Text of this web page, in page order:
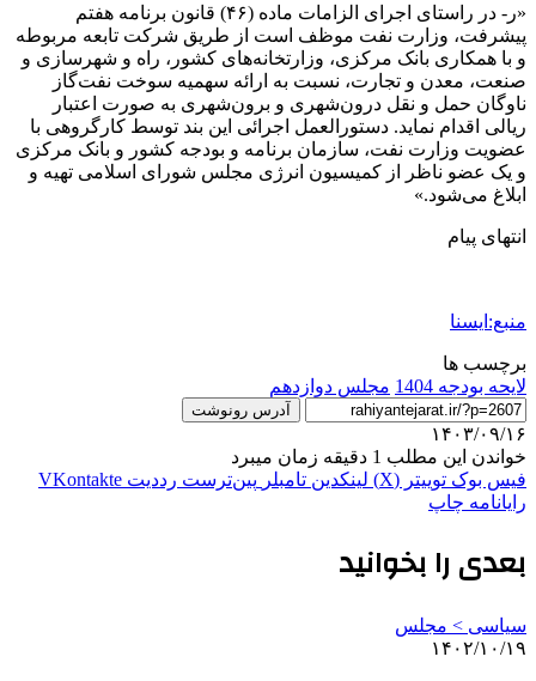
«ر- در راستای اجرای الزامات ماده (۴۶) قانون برنامه هفتم
پیشرفت، وزارت نفت موظف است از طریق شرکت تابعه مربوطه
و با همکاری بانک مرکزی، وزارتخانه‌های کشور، راه و شهرسازی و
صنعت، معدن و تجارت، نسبت به ارائه سهمیه سوخت نفت‌گاز
ناوگان حمل و نقل درون‌شهری و برون‌شهری به صورت اعتبار
ریالی اقدام نماید. دستورالعمل اجرائی این بند توسط کارگروهی با
عضویت وزارت نفت، سازمان برنامه و بودجه کشور و بانک مرکزی
و یک عضو ناظر از کمیسیون انرژی مجلس شورای اسلامی تهیه و
ابلاغ می‌شود.»
انتهای پیام
منبع:ایسنا
برچسب ها
لایحه بودجه 1404
مجلس دوازدهم
آدرس رونوشت
۱۴۰۳/۰۹/۱۶
خواندن این مطلب 1 دقیقه زمان میبرد
فیس بوک توییتر (X) لینکدین ‫تامبلر ‫پین‌ترست ‫رددیت ‫VKontakte
رایانامه چاپ
بعدی را بخوانید
سیاسی > مجلس
۱۴۰۲/۱۰/۱۹